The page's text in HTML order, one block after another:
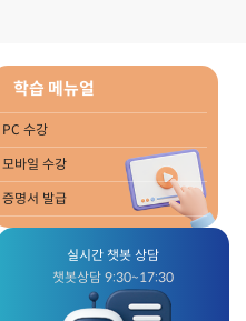
학습 메뉴얼
PC 수강
모바일 수강
증명서 발급
실시간 챗봇 상담
챗봇상담 9:30~17:30